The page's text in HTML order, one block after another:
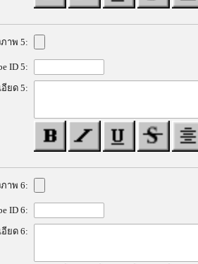
ภาพ 5:
ID 5:
อียด 5:
ภาพ 6:
ID 6:
อียด 6: